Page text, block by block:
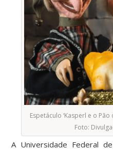
Espetáculo ‘Kasperl e o
Foto:
A Universidade Federal